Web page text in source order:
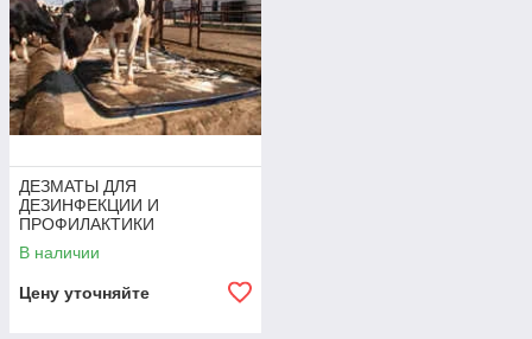
ДЕЗМАТЫ ДЛЯ
ДЕЗИНФЕКЦИИ И
ПРОФИЛАКТИКИ
В наличии
Цену уточняйте